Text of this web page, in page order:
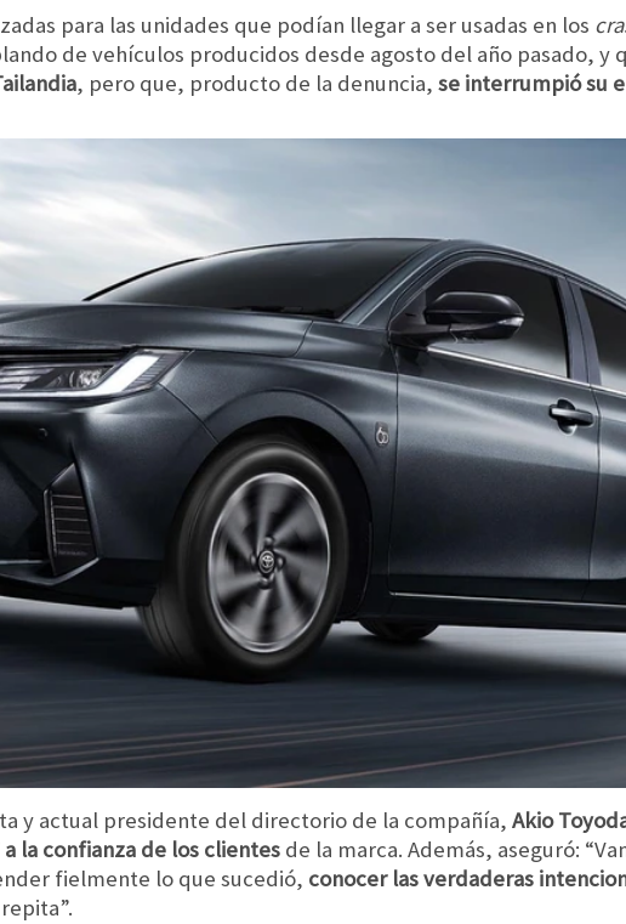
para las unidades que podían llegar a ser usadas en los
de vehículos producidos desde agosto del año pasado, y
, pero que, producto de la denuncia, se interrumpió su
y actual presidente del directorio de la compañía, Akio
la confianza de los clientes de la marca. Además, aseguró:
fielmente lo que sucedió, conocer las verdaderas